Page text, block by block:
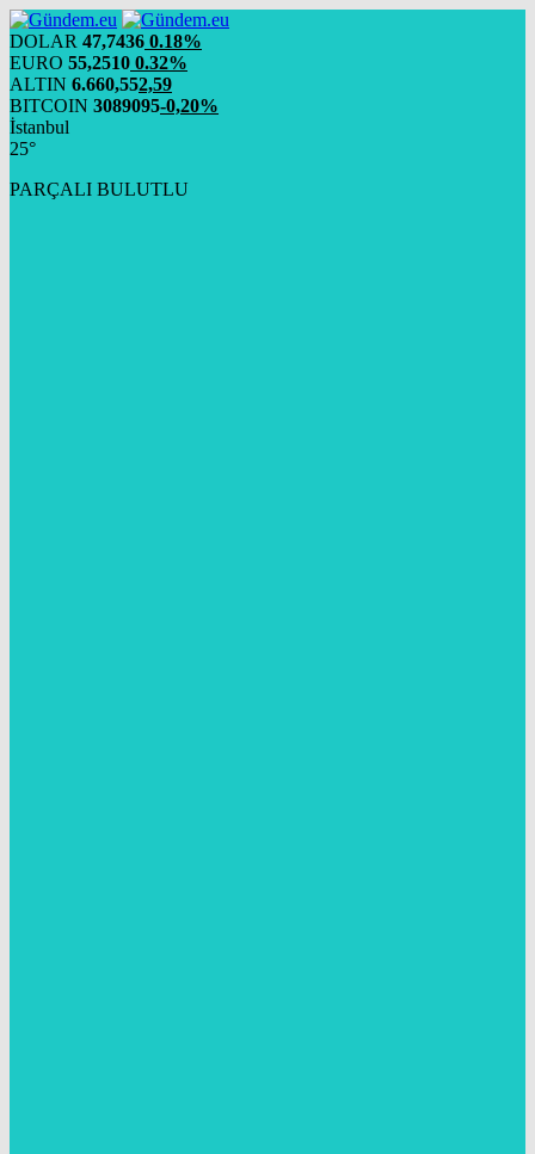
DOLAR 47,7436 0.18%
EURO 55,2510 0.32%
ALTIN 6.660,552,59
BITCOIN 3089095-0,20%
İstanbul
25°
PARÇALI BULUTLU